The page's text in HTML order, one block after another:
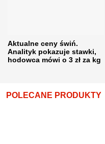
Aktualne ceny świń.
Analityk pokazuje stawki,
hodowca mówi o 3 zł za kg
POLECANE PRODUKTY